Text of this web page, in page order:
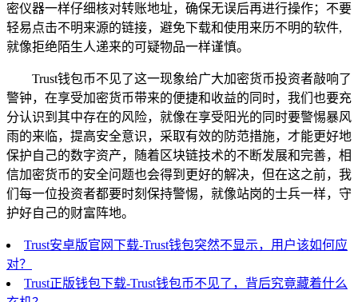
密仪器一样仔细核对转账地址，确保无误后再进行操作；不要
轻易点击不明来源的链接，避免下载和使用来历不明的软件,
就像拒绝陌生人递来的可疑物品一样谨慎。
Trust钱包币不见了这一现象给广大加密货币投资者敲响了
警钟，在享受加密货币带来的便捷和收益的同时，我们也要充
分认识到其中存在的风险，就像在享受阳光的同时要警惕暴风
雨的来临，提高安全意识，采取有效的防范措施，才能更好地
保护自己的数字资产，随着区块链技术的不断发展和完善，相
信加密货币的安全问题也会得到更好的解决，但在这之前，我
们每一位投资者都要时刻保持警惕，就像站岗的士兵一样，守
护好自己的财富阵地。
Trust安卓版官网下载-Trust钱包突然不显示，用户该如何应
对？
Trust正版钱包下载-Trust钱包币不见了，背后究竟藏着什么